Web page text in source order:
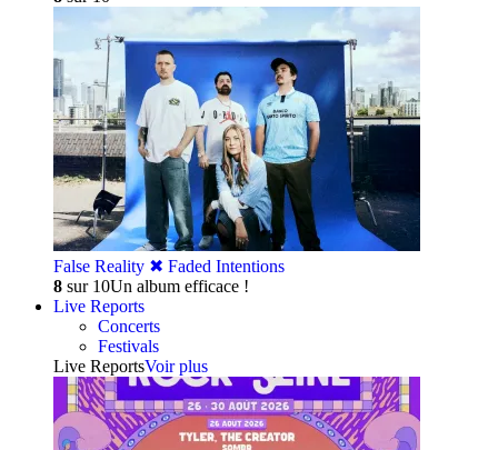
False Reality ✖︎ Faded Intentions
8 sur 10Un album efficace !
Live Reports
Concerts
Festivals
Live ReportsVoir plus